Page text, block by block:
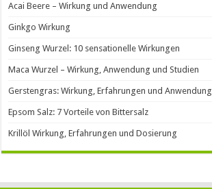
Acai Beere – Wirkung und Anwendung
Ginkgo Wirkung
Ginseng Wurzel: 10 sensationelle Wirkungen
Maca Wurzel – Wirkung, Anwendung und Studien
Gerstengras: Wirkung, Erfahrungen und Anwendung
Epsom Salz: 7 Vorteile von Bittersalz
Krillöl Wirkung, Erfahrungen und Dosierung